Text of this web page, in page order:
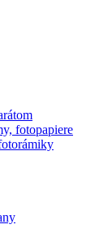
fotopapiere